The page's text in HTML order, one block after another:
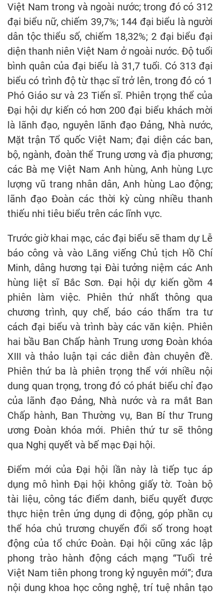
Việt Nam trong và ngoài nước; trong đó có 312
đại biểu nữ, chiếm 39,7%; 144 đại biểu là người
dân tộc thiểu số, chiếm 18,32%; 2 đại biểu đại
diện thanh niên Việt Nam ở ngoài nước. Độ tuổi
bình quân của đại biểu là 31,7 tuổi. Có 313 đại
biểu có trình độ từ thạc sĩ trở lên, trong đó có 1
Phó Giáo sư và 23 Tiến sĩ. Phiên trọng thể của
Đại hội dự kiến có hơn 200 đại biểu khách mời
là lãnh đạo, nguyên lãnh đạo Đảng, Nhà nước,
Mặt trận Tổ quốc Việt Nam; đại diện các ban,
bộ, ngành, đoàn thể Trung ương và địa phương;
các Bà mẹ Việt Nam Anh hùng, Anh hùng Lực
lượng vũ trang nhân dân, Anh hùng Lao động;
lãnh đạo Đoàn các thời kỳ cùng nhiều thanh
thiếu nhi tiêu biểu trên các lĩnh vực.
Trước giờ khai mạc, các đại biểu sẽ tham dự Lễ
báo công và vào Lăng viếng Chủ tịch Hồ Chí
Minh, dâng hương tại Đài tưởng niệm các Anh
hùng liệt sĩ Bắc Sơn. Đại hội dự kiến gồm 4
phiên làm việc. Phiên thứ nhất thông qua
chương trình, quy chế, báo cáo thẩm tra tư
cách đại biểu và trình bày các văn kiện. Phiên
hai bầu Ban Chấp hành Trung ương Đoàn khóa
XIII và thảo luận tại các diễn đàn chuyên đề.
Phiên thứ ba là phiên trọng thể với nhiều nội
dung quan trọng, trong đó có phát biểu chỉ đạo
của lãnh đạo Đảng, Nhà nước và ra mắt Ban
Chấp hành, Ban Thường vụ, Ban Bí thư Trung
ương Đoàn khóa mới. Phiên thứ tư sẽ thông
qua Nghị quyết và bế mạc Đại hội.
Điểm mới của Đại hội lần này là tiếp tục áp
dụng mô hình Đại hội không giấy tờ. Toàn bộ
tài liệu, công tác điểm danh, biểu quyết được
thực hiện trên ứng dụng di động, góp phần cụ
thể hóa chủ trương chuyển đổi số trong hoạt
động của tổ chức Đoàn. Đại hội cũng xác lập
phong trào hành động cách mạng “Tuổi trẻ
Việt Nam tiên phong trong kỷ nguyên mới”; đưa
nội dung khoa học công nghệ, trí tuệ nhân tạo